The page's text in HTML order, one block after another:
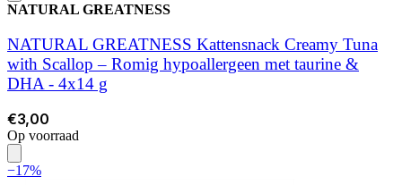
NATURAL GREATNESS
NATURAL GREATNESS Kattensnack Creamy Tuna
with Scallop – Romig hypoallergeen met taurine &
DHA - 4x14 g
€3,00
Op voorraad
−17%